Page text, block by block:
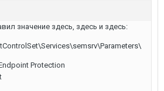
значение здесь, здесь и здесь:
Protection